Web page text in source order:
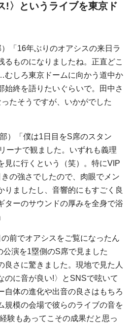
!〉というライブを東京ド
）「16年ぶりのオアシスの来日ラ
るものになりましたね。正直どこ
しろ東京ドームに向かう道中か
始終を語りたいぐらいで。田中さ
たそうですが、いかがでした
）「僕は1日目をS席のスタン
ーナで観ました。いずれも義理
見に行くという（笑）。特にVIP
の強さでしたので、肉眼でメン
りましたし、音響的にもすごく良
ターのサウンドの厚みを全身で浴
の前でオアシスをご覧になったん
演を1塁側のS席で見ました
良さに驚きました。現地で見た人
のに音が良い!〉とSNSで呟いて
自体の進化や出音の良さはもちろ
規模の会場で彼らのライブの音を
験もあってこその成果だと思っ